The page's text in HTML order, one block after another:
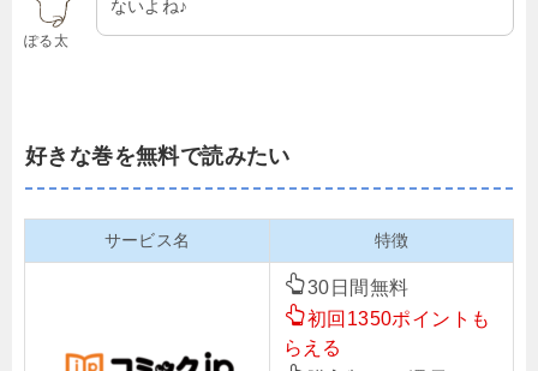
ぽる太
ないよね♪
好きな巻を無料で読みたい
サービス名 特徴
30日間無料
初回1350ポイントも
らえる